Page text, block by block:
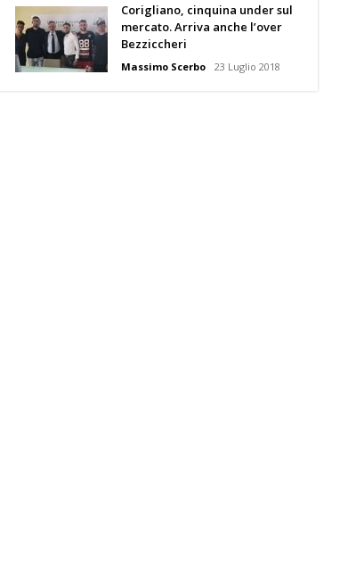
Corigliano, cinquina under sul
mercato. Arriva anche l’over
Bezziccheri
Massimo Scerbo 23 Luglio 2018